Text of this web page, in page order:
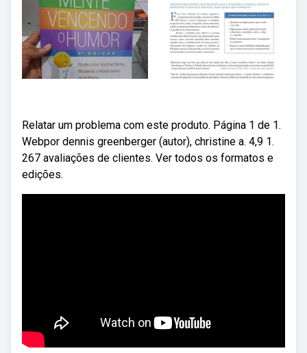
Relatar um problema com este produto. Página 1 de 1.
Webpor dennis greenberger (autor), christine a. 4,9 1.
267 avaliações de clientes. Ver todos os formatos e
edições.